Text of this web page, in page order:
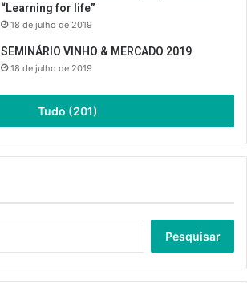
“Learning for life”
18 de julho de 2019
SEMINÁRIO VINHO & MERCADO 2019
18 de julho de 2019
Tudo (201)